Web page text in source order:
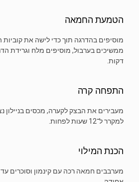
הטמעת החמאה
מוסיפים בהדרגה תוך כדי לישה את
דקות.
התפחה קרה
מעבירים את הבצק לקערה, מכסים בניילון
למקרר ל־12 שעות לפחות.
הכנת המילוי
מערבבים חמאה רכה עם קינמון וסוכרים